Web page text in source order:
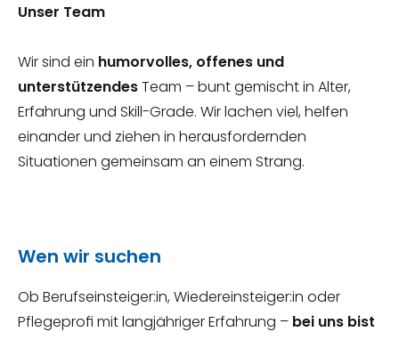
Unser Team
Wir sind ein humorvolles, offenes und
unterstützendesTeam – bunt gemischt in Alter,
Erfahrung und Skill-Grade. Wir lachen viel, helfen
einander und ziehen in herausfordernden
Situationen gemeinsam an einem Strang.
Wen wir suchen
Ob Berufseinsteiger:in, Wiedereinsteiger:in oder
Pflegeprofi mit langjähriger Erfahrung – bei uns bist